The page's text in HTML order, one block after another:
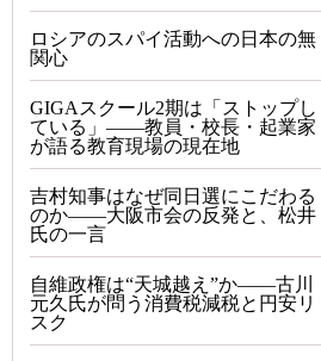
ロシアのスパイ活動への日本の無
関心
GIGAスクール2期は「ストップし
ている」——教員・校長・起業家
が語る教育現場の現在地
吉村知事はなぜ同日選にこだわる
のか――大阪市会の反発と、松井
氏の一言
自維政権は“天城越え”か――古川
元久氏が問う消費税減税と円安リ
スク